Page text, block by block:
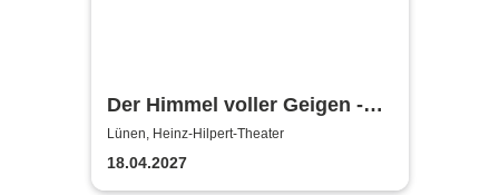
Der Himmel voller Geigen -
Heinz-Hilpert-Theater
Lünen, Heinz-Hilpert-Theater
18.04.2027